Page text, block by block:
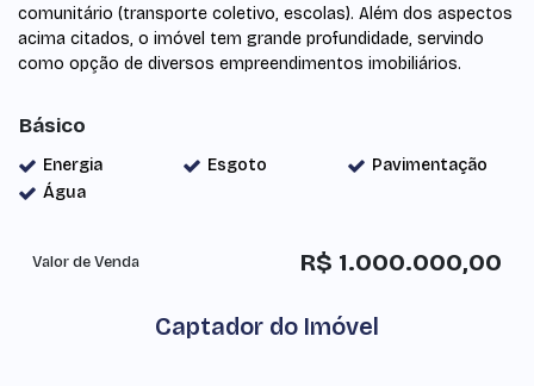
comunitário (transporte coletivo, escolas). Além dos aspectos
acima citados, o imóvel tem grande profundidade, servindo
como opção de diversos empreendimentos imobiliários.
Básico
Energia Esgoto
Pavimentação
Água
R$ 1.000.000,00
Valor de Venda
Captador do Imóvel